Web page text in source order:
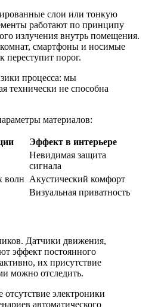
слои или тонкую
работают по принципу
излучения внутрь помещения.
смартфоны и носимые
переступит порог.
процесса: мы
технически не способна
материалов:
Эффект в интерьере
Невидимая защита
сигнала
волн Акустический комфорт
Визуальная приватность
Датчики движения,
эффект постоянного
их присутствие
можно отследить.
электроники
автоматического